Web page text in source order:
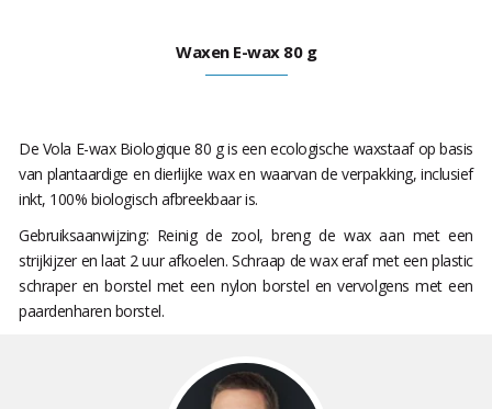
Waxen E-wax 80 g
De Vola E-wax Biologique 80 g is een ecologische waxstaaf op basis
van plantaardige en dierlijke wax en waarvan de verpakking, inclusief
inkt, 100% biologisch afbreekbaar is.
Gebruiksaanwijzing: Reinig de zool, breng de wax aan met een
strijkijzer en laat 2 uur afkoelen. Schraap de wax eraf met een plastic
schraper en borstel met een nylon borstel en vervolgens met een
paardenharen borstel.